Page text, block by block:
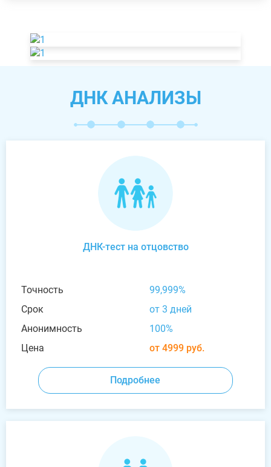
ДНК АНАЛИЗЫ
ДНК-тест на отцовство
Точность
99,999%
Срок
от 3 дней
Анонимность
100%
Цена
от 4999 руб.
Подробнее